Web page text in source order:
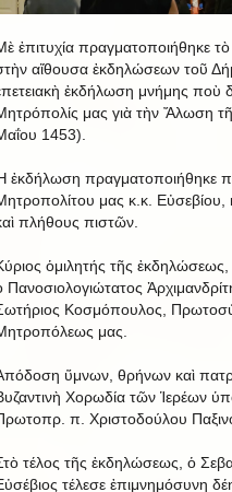
ἐπιτυχία πραγματοποιήθηκε
αἴθουσα ἐκδηλώσεων τοῦ
ἐκδήλωση μνήμης ποὺ
μας γιὰ τὴν Ἄλωση
1453).
ἐκδήλωση πραγματοποιήθηκε
μας κ.κ.
πλήθους πιστῶν.
ὁμιλητής τῆς ἐκδηλώσεως,
Πανοσιολογιώτατος
Κοσμόπουλος,
μας.
ὕμνων, θρήνων καὶ
Χορωδία τῶν Ἱερέων
π. Χριστοδούλου
τέλος τῆς ἐκδηλώσεως, ὁ
τέλεσε ἐπιμνημόσυνη